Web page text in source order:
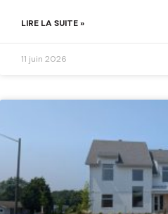
LIRE LA SUITE »
11 juin 2026